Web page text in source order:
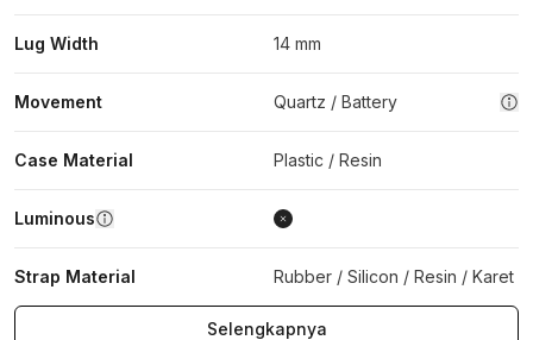
Lug Width 14 mm
Movement Quartz / Battery
Case Material Plastic / Resin
Luminous
Strap Material Rubber / Silicon / Resin / Karet
Selengkapnya